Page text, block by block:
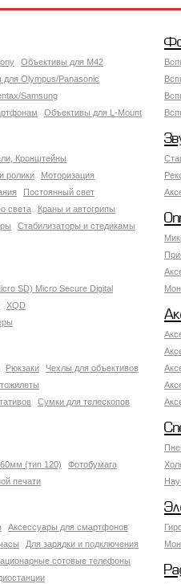
Объективы для M42
Olympus/Panasonic
Samsung
Объективы для L-Mount
Кронштейны
ролики
Моторизация
Постоянный свет
света
Краны и автогрипы
Стабилизаторы и стедикамы
SD) Micro Secure Digital
XQD
Рюкзаки
Чехлы для объективов
Сумки для телескопов
(тип 120)
Фотобумага
печати
Аксессуары для смартфонов
Для зарядки и подключения
сотовые телефоны